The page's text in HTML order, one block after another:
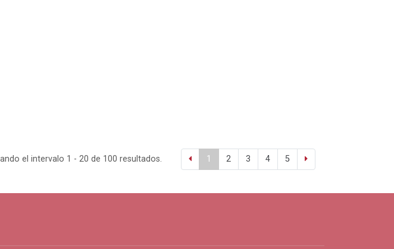
el intervalo 1 - 20 de 100 resultados. 1 2 3 4 5